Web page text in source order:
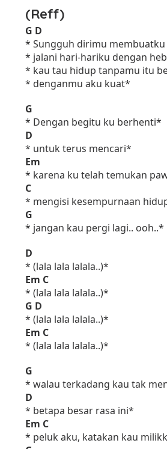
(Reff)
G D
* Sungguh dirimu
* jalani hari-hariku dengan
* kau tau hidup tanpamu itu
* denganmu aku kuat*
G
* Dengan begitu ku berhenti*
D
* untuk terus mencari*
Em
* karena ku telah temukan
C
* mengisi kesempurnaan
G
* jangan kau pergi lagi.. ooh..*
D
* (lala lala lalala..)*
Em C
* (lala lala lalala..)*
G D
* (lala lala lalala..)*
Em C
* (lala lala lalala..)*
G
* walau terkadang kau tak
D
* betapa besar rasa ini*
Em C
* peluk aku, katakan kau
3 Januari 2025
Di Daerah, Jambi, Travel